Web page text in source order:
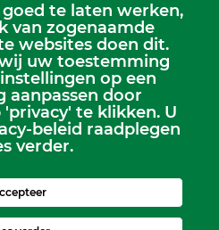
te laten werken,
van zogenaamde
websites doen dit.
uw toestemming
op een
aanpassen door
te klikken. U
beleid raadplegen
verder.